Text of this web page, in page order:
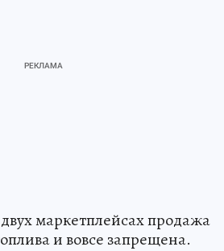
маркетплейсах продажа
и вовсе запрещена.